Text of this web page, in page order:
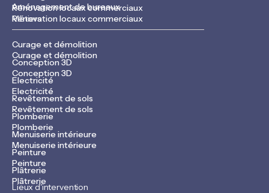
Aménagement de bureaux
Rénovation locaux commerciaux
Rénovation locaux commerciaux
Métiers
Curage et démolition
Curage et démolition
Conception 3D
Conception 3D
Electricité
Electricité
Revêtement de sols
Revêtement de sols
Plomberie
Plomberie
Menuiserie intérieure
Menuiserie intérieure
Peinture
Peinture
Plâtrerie
Plâtrerie
Lieux d'intervention